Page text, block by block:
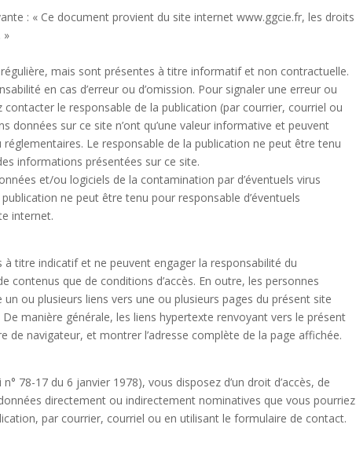
: « Ce document provient du site internet www.ggcie.fr, les droits
»
mais sont présentes à titre informatif et non contractuelle.
en cas d’erreur ou d’omission. Pour signaler une erreur ou
le responsable de la publication (par courrier, courriel ou
sur ce site n’ont qu’une valeur informative et peuvent
Le responsable de la publication ne peut être tenu
informations présentées sur ce site.
et/ou logiciels de la contamination par d’éventuels virus
ne peut être tenu pour responsable d’éventuels
internet.
titre indicatif et ne peuvent engager la responsabilité du
contenus que de conditions d’accès. En outre, les personnes
ou plusieurs liens vers une ou plusieurs pages du présent site
manière générale, les liens hypertexte renvoyant vers le présent
de navigateur, et montrer l’adresse complète de la page affichée.
78-17 du 6 janvier 1978), vous disposez d’un droit d’accès, de
directement ou indirectement nominatives que vous pourriez
par courrier, courriel ou en utilisant le formulaire de contact.